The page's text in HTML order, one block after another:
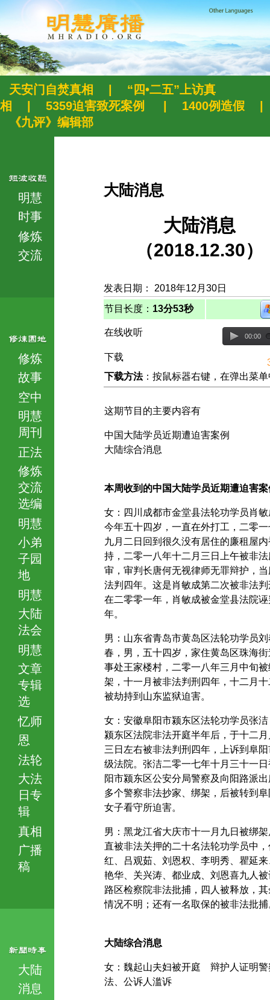
天安门自焚真相
“四•二五”上访真
相
5359迫害致死案例 1400例造假
《九评》编辑部
明慧
时事
修炼
交流
修炼
故事
空中
明慧
周刊
正法
修炼
交流
选编
明慧
小弟
子园
地
明慧
大陆
法会
明慧
文章
专辑
选
忆师
恩
法轮
大法
日专
辑
真相
广播
稿
大陆
消息
大陆消息
大陆消息
（2018.12.30）
发表日期： 2018年12月30日
节目长度： 13分53秒
在线收听 00:00
下载
下载方法：按鼠标器右键，在弹出菜
这期节目的主要内容有
中国大陆学员近期遭迫害案例
大陆综合消息
本周收到的中国大陆学员近期遭迫害案
女：四川成都市金堂县法轮功学员肖敏
今年五十四岁，一直在外打工，二零一
九月二日回到很久没有居住的廉租屋内
持，二零一八年十二月三日上午被非法
审，审判长唐何无视律师无罪辩护，当
法判四年。这是肖敏成第二次被非法判
在二零零一年，肖敏成被金堂县法院诬
年。
男：山东省青岛市黄岛区法轮功学员刘
春，男，五十四岁，家住黄岛区珠海街
事处王家楼村，二零一八年三月中旬被
架，十一月被非法判刑四年，十二月十
被劫持到山东监狱迫害。
女：安徽阜阳市颍东区法轮功学员张洁
颍东区法院非法开庭半年后，于十二月
三日左右被非法判刑四年，上诉到阜阳
级法院。张洁二零一七年十月三十一日
阳市颍东区公安分局警察及向阳路派
多个警察非法抄家、绑架，后被转到阜
女子看守所迫害。
男：黑龙江省大庆市十一月九日被绑架
直被非法关押的二十名法轮功学员中，
红、吕观茹、刘恩权、李明秀、瞿延来
艳华、关兴涛、都业成、刘恩喜九人被
路区检察院非法批捕，四人被释放，其
情况不明；还有一名取保的被非法批捕
大陆综合消息
女：魏起山夫妇被开庭 辩护人证明警
法、公诉人滥诉